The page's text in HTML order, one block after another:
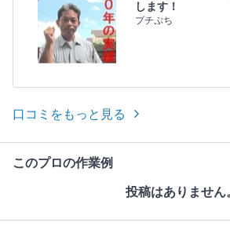
します！
プチぷち
口コミをもっと見る
このプロの作業例
投稿はありません